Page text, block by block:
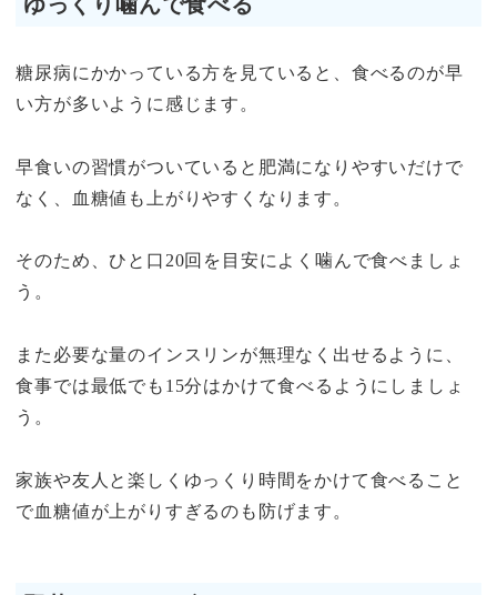
糖尿病にかかっている方を見ていると、食べるのが早
い方が多いように感じます。
早食いの習慣がついていると肥満になりやすいだけで
なく、血糖値も上がりやすくなります。
そのため、ひと口20回を目安によく噛んで食べましょ
う。
また必要な量のインスリンが無理なく出せるように、
食事では最低でも15分はかけて食べるようにしましょ
う。
家族や友人と楽しくゆっくり時間をかけて食べること
で血糖値が上がりすぎるのも防げます。